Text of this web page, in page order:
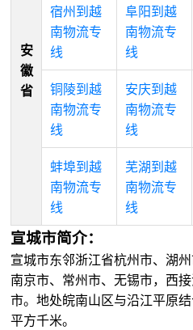
安
徽
省
宿州到越
南物流专
线
阜阳到越
南物流专
线
铜陵到越
南物流专
线
安庆到越
南物流专
线
蚌埠到越
南物流专
线
芜湖到越
南物流专
线
宣城市简介：
宣城市东邻浙江省杭州市、湖
南京市、常州市、无锡市，西
市。地处皖南山区与沿江平原
平方千米。